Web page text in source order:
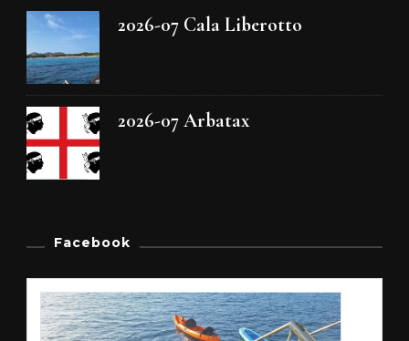
2026-07 Cala Liberotto
2026-07 Arbatax
Facebook